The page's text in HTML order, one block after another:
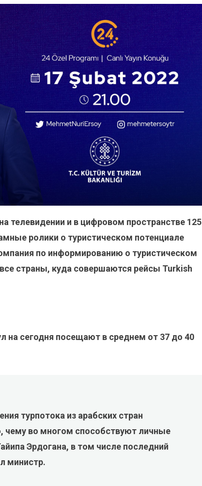
телевидении и в цифровом пространстве 125
ролики о туристическом потенциале
по информированию о туристическом
страны, куда совершаются рейсы Turkish
на сегодня посещают в среднем от 37 до 40
турпотока из арабских стран
чему во многом способствуют личные
Эрдогана, в том числе последний
министр.